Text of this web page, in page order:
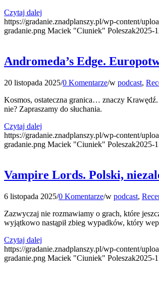
Czytaj dalej
https://gradanie.znadplanszy.pl/wp-content/
gradanie.png Maciek "Ciuniek" Poleszak2025-
Andromeda’s Edge.
20 listopada 2025/0 Komentarze/w podcast,
Kosmos, ostateczna granica… znaczy
nie? Zapraszamy do słuchania.
Czytaj dalej
https://gradanie.znadplanszy.pl/wp-content/
gradanie.png Maciek "Ciuniek" Poleszak2025-
Vampire Lords. Polski,
6 listopada 2025/0 Komentarze/w podcast,
Zazwyczaj nie rozmawiamy o grach, które
wyjątkowo nastąpił zbieg wypadków, który
Czytaj dalej
https://gradanie.znadplanszy.pl/wp-content/
gradanie.png Maciek "Ciuniek" Poleszak2025-